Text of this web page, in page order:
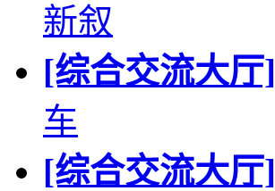
新叙
[综合交流大厅]
车
[综合交流大厅]